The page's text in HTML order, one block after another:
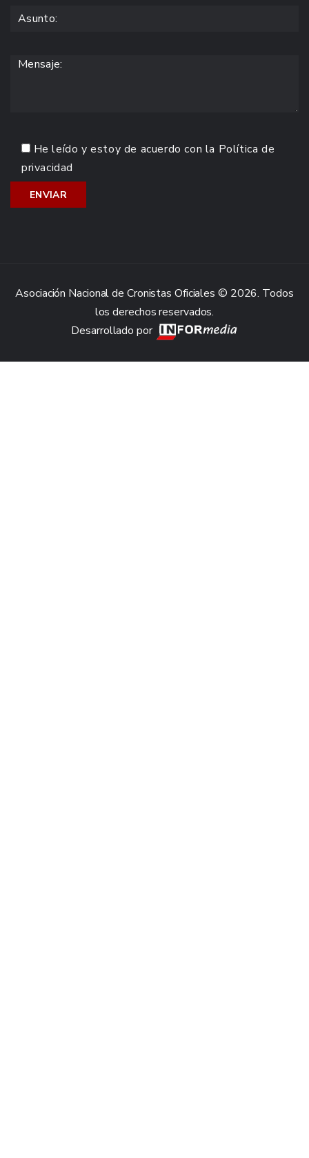
He leído y estoy de acuerdo con la Política de
privacidad
Asociación Nacional de Cronistas Oficiales © 2026. Todos
los derechos reservados.
Desarrollado por